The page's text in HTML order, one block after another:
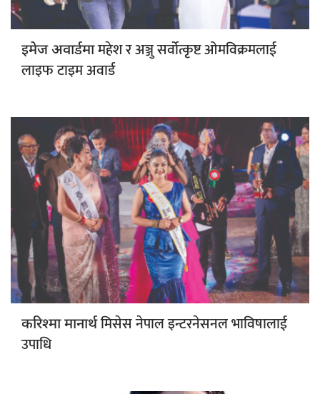
इमेज अवार्डमामहेश र अञ्जु सर्वोत्कृष्ट ओमविक्रमलाई
लाइफ टाइम अवार्ड
करिश्मा मानार्थमिसेस नेपाल इन्टरनेसनल भाविषालाई
उपाधि